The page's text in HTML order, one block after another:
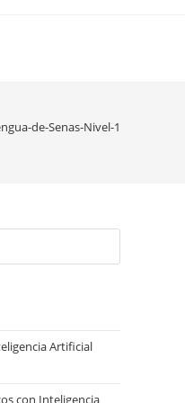
de-Senas-Nivel-1
Escape
Artificial
con Inteligencia